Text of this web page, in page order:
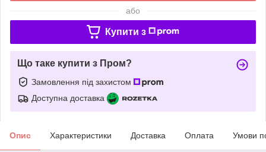
або
Купити з
Що таке купити з Пром?
Замовлення під захистом
Доступна доставка
Опис Характеристики Доставка Оплата Умови